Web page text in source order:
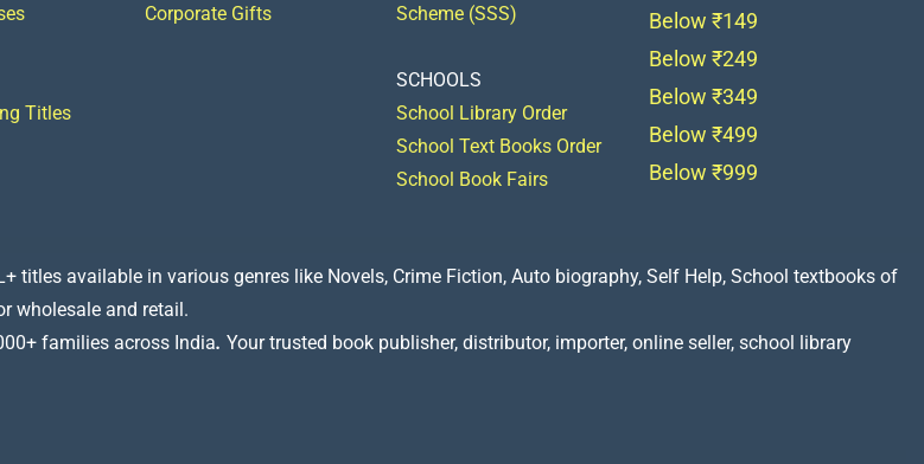
Titles
Corporate Gifts
Scheme (SSS)
SCHOOLS
School Library Order
School Text Books Order
School Book Fairs
Below ₹149
Below ₹249
Below ₹349
Below ₹499
Below ₹999
titles available in various genres like Novels, Crime Fiction, Auto biography, Self Help, School textbooks of
wholesale and retail.
families across India. Your trusted book publisher, distributor, importer, online seller, school library